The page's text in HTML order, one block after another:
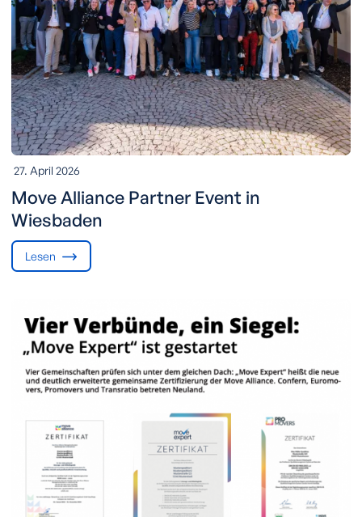
27. April 2026
Move Alliance Partner Event in
Wiesbaden
Lesen